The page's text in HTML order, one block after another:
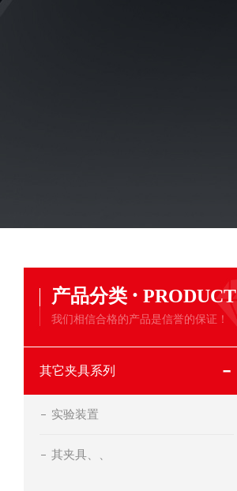
产品分类 · PRODUCT
我们相信合格的产品是信誉的保证！
其它夹具系列
实验装置
其夹具、、